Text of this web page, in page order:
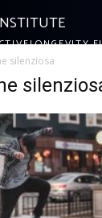
silenziosa